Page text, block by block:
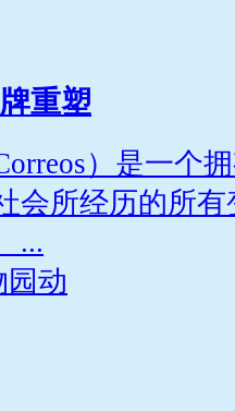
重塑
）是一个
会所经历的所有
...